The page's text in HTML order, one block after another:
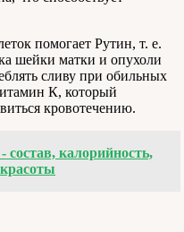
помогает Рутин, т. е.
шейки матки и опухоли
сливу при обильных
К, который
кровотечению.
состав, калорийность,